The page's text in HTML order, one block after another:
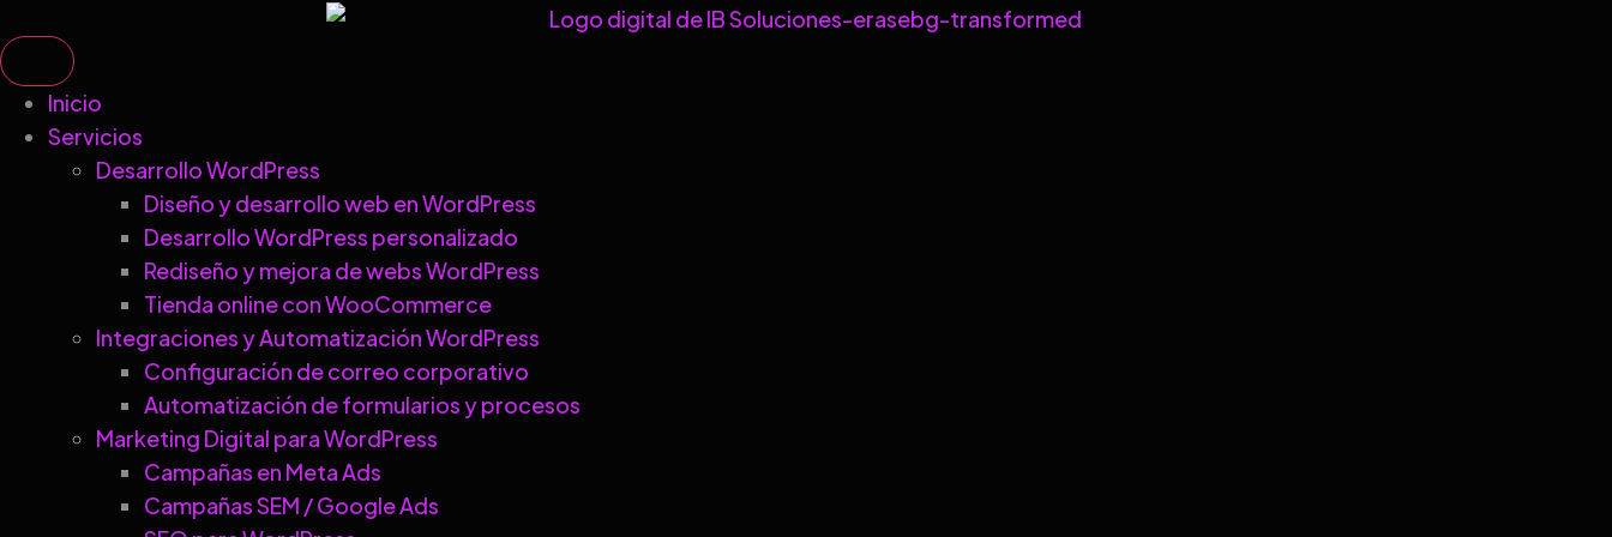
Inicio
Servicios
Desarrollo WordPress
Diseño y desarrollo web en WordPress
Desarrollo WordPress personalizado
Rediseño y mejora de webs WordPress
Tienda online con WooCommerce
Integraciones y Automatización WordPress
Configuración de correo corporativo
Automatización de formularios y procesos
Marketing Digital para WordPress
Campañas en Meta Ads
Campañas SEM / Google Ads